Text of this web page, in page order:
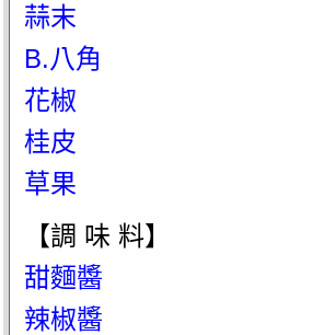
蒜末
B.八角
花椒
桂皮
草果
【調 味 料】
甜麵醬
辣椒醬